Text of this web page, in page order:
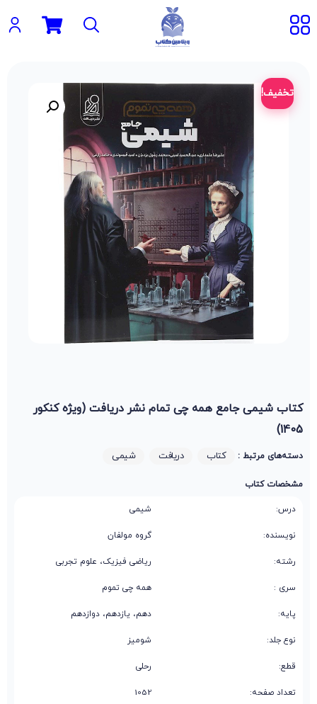
تخفیف!
کتاب شیمی جامع همه چی تمام نشر دریافت (ویژه کنکور
1405)
دسته‌های مرتبط : کتاب دریافت شیمی
مشخصات کتاب
درس: شیمی
نویسنده: گروه مولفان
رشته: ریاضی فیزیک، علوم تجربی
سری : همه چی تموم
پایه: دهم، یازدهم، دوازدهم
نوع جلد: شومیز
قطع: رحلی
تعداد صفحه: 1052